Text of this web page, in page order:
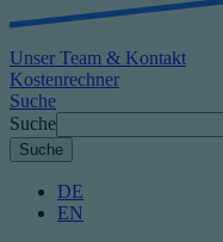
Unser Team & Kontakt
Kostenrechner
Suche
Suche
DE
EN